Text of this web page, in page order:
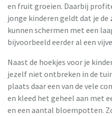
en fruit groeien. Daarbij
jonge kinderen geldt dat je
kunnen schermen met een
bijvoorbeeld eerder al een
Naast de hoekjes voor je
jezelf niet ontbreken in de
plaats daar een van de vele
en kleed het geheel aan met
en een aantal bloempotten.